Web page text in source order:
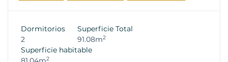
Dormitorios
2
Superficie Total
91.08m2
Superficie habitable
2